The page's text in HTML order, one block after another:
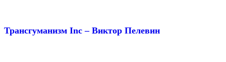
Трансгуманизм Inc – Виктор Пелевин